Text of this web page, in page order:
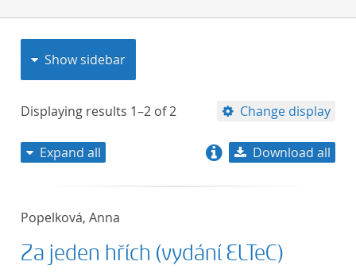
Show sidebar
Displaying results 1–2 of2 Change display
title descending
Expand all Download all
Popelková, Anna
Za jeden hřích (vydání ELTeC)